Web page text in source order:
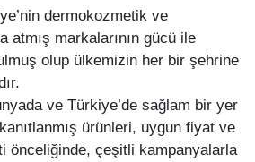
dermokozmetik ve
atmış markalarının gücü ile
olup ülkemizin her bir şehrine
ve Türkiye’de sağlam bir yer
ürünleri, uygun fiyat ve
önceliğinde, çeşitli kampanyalarla